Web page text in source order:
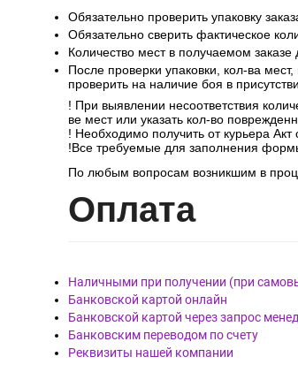
Обязательно проверить упаковку
Обязательно сверить фактическое
Количество мест в получаемом заказе
После проверки упаковки, кол-ва
проверить на наличие боя в
! При выявлении несоответствия
ве мест или указать кол-во
! Необходимо получить от курьера
!Все требуемые для заполнения
По любым вопросам возникшим в
Оплата
Наличными при получении (при
Банковской картой онлайн
Банковской картой через запрос
Банковским переводом по счету
Реквизиты нашей компании